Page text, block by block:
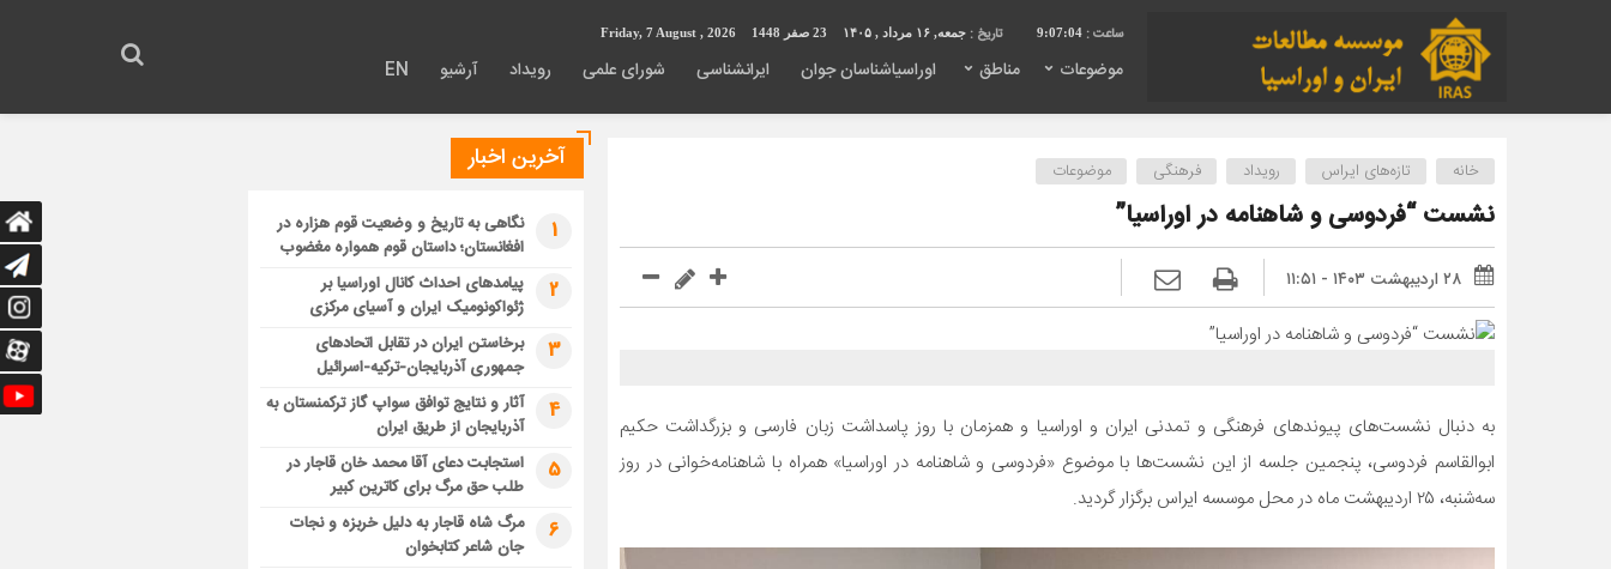
9:07:05 تاریخ : جمعه, ۱۶ مرداد , ۱۴۰۵ 23 صفر 1448
موضوعات مناطق اوراسیاشناسان جوان ایرانشناسی شورای علمی رویداد آرشیو EN
خانه تازه‌های ایراس رویداد فرهنگی موضوعات
نشست “فردوسی و شاهنامه در اوراسیا”
۲۸ اردیبهشت ۱۴۰۳ - ۱۱:۵۱
به دنبال نشست‌های پیوندهای فرهنگی و تمدنی ایران و اوراسیا و همزمان با روز پاسداشت زبان فارسی و بزرگداشت حکیم
ابوالقاسم فردوسی، پنجمین جلسه از این نشست‌ها با موضوع «فردوسی و شاهنامه در اوراسیا» همراه با شاهنامه‌خوانی در روز
سه‌شنبه، ۲۵ اردیبهشت
ماه در محل موسسه ایراس برگزار گردید.
آخرین اخبار
1
نگاهی به تاریخ و وضعیت قوم هزاره در
افغانستان؛ داستان قوم همواره مغضوب
2
پیامدهای احداث کانال اوراسیا بر
ژئواکونومیک ایران و آسیای مرکزی
3
برخاستن ایران در تقابل اتحادهای
جمهوری آذربایجان-ترکیه-اسرائیل
4
آثار و نتایج توافق سواپ گاز ترکمنستان به
آذربایجان از طریق ایران
5
استجابت دعای آقا محمد خان قاجار در
طلب حق مرگ برای کاترین کبیر
6
مرگ شاه قاجار به دلیل خربزه و نجات
جان شاعر کتابخوان